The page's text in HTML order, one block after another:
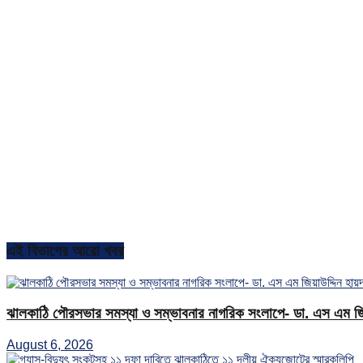
এই বিভাগের আরো খবর
ঝালকাঠি পৌরসভার সমস্যা ও সম্ভাবনার নাগরিক সংলাপে- ডা. এস এম
August 6, 2026